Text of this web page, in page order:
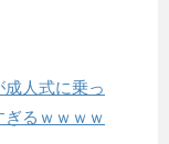
成人式に乗っ
るｗｗｗｗ